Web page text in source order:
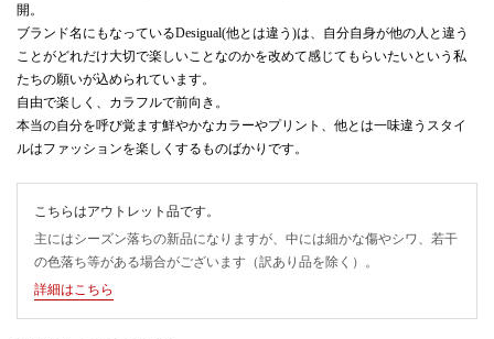
開。
ブランド名にもなっているDesigual(他とは違う)は、自分自身が他の人と違う
ことがどれだけ大切で楽しいことなのかを改めて感じてもらいたいという私
たちの願いが込められています。
自由で楽しく、カラフルで前向き。
本当の自分を呼び覚ます鮮やかなカラーやプリント、他とは一味違うスタイ
ルはファッションを楽しくするものばかりです。
こちらはアウトレット品です。
主にはシーズン落ちの新品になりますが、中には細かな傷やシワ、若干
の色落ち等がある場合がございます（訳あり品を除く）。
詳細はこちら